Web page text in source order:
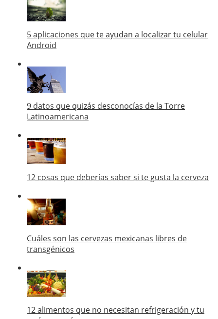
5 aplicaciones que te ayudan a localizar tu celular
Android
9 datos que quizás desconocías de la Torre
Latinoamericana
12 cosas que deberías saber si te gusta la cerveza
Cuáles son las cervezas mexicanas libres de
transgénicos
12 alimentos que no necesitan refrigeración y tu